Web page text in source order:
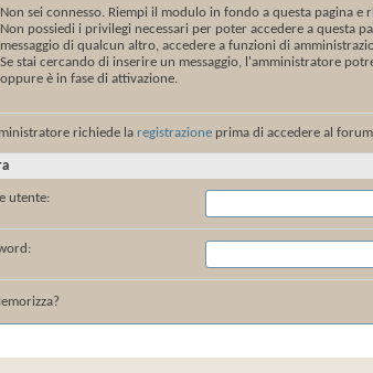
Non sei connesso. Riempi il modulo in fondo a questa pagina e
Non possiedi i privilegi necessari per poter accedere a questa
messaggio di qualcun altro, accedere a funzioni di
Se stai cercando di inserire un messaggio, l'amministratore
oppure è in fase di attivazione.
richiede la registrazione prima di accedere al
utente: